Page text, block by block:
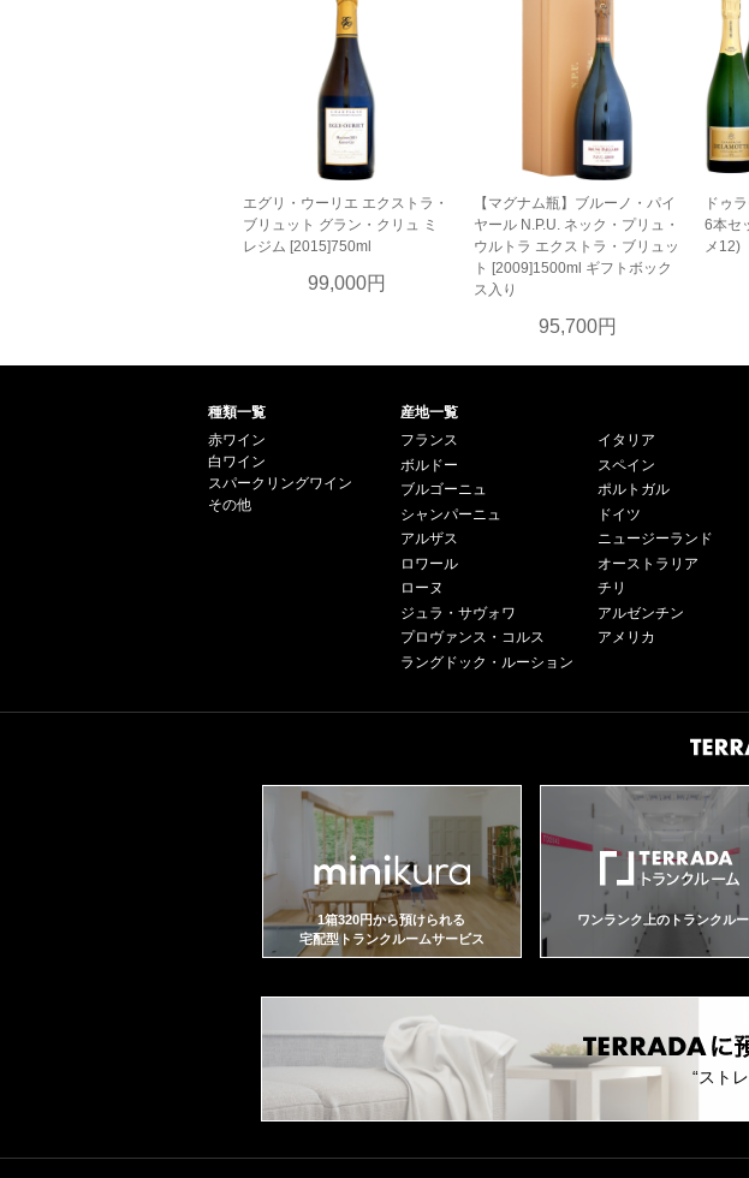
エグリ・ウーリエ エクストラ・
ブリュット グラン・クリュ ミ
レジム [2015]750ml
99,000円
【マグナム瓶】ブルーノ・パイ
ヤール N.P.U. ネック・プリュ・
ウルトラ エクストラ・ブリュッ
ト [2009]1500ml ギフトボック
ス入り
95,700円
ドゥ
6本セ
メ12)
種類一覧
赤ワイン
白ワイン
スパークリングワイン
その他
産地一覧
フランス
ボルドー
ブルゴーニュ
シャンパーニュ
アルザス
ロワール
ローヌ
ジュラ・サヴォワ
プロヴァンス・コルス
ラングドック・ルーション
イタリア
スペイン
ポルトガル
ドイツ
ニュージーランド
オーストラリア
チリ
アルゼンチン
アメリカ
1箱320円から預けられる
宅配型トランクルームサービス
ワンランク上のトランクル
“スト